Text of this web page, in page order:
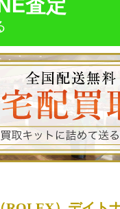
自宅にいながら品物を売りた
宅配買取
手間なく安全に売りたい
出張買取
査定